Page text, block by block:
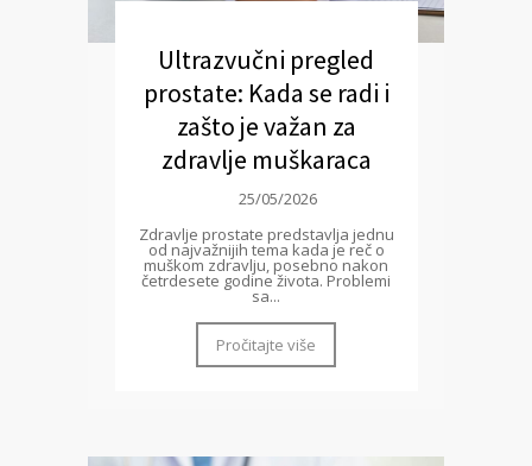
Ultrazvučni pregled
prostate: Kada se radi i
zašto je važan za
zdravlje muškaraca
25/05/2026
Zdravlje prostate predstavlja jednu
od najvažnijih tema kada je reč o
muškom zdravlju, posebno nakon
četrdesete godine života. Problemi
sa...
Pročitajte više